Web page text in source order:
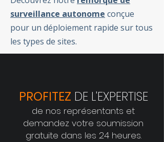
surveillance autonome conçue
pour un déploiement rapide sur tous
les types de sites.
PROFITEZ DE L'EXPERTISE
de nos représentants et
demandez votre soumission
gratuite dans les 24 heures.